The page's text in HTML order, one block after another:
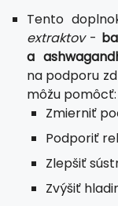
Tento
extraktov-
a
na podporu
môžu pomôcť:
Zmierniť
Podporiť
Zlepšiť
Zvýšiť